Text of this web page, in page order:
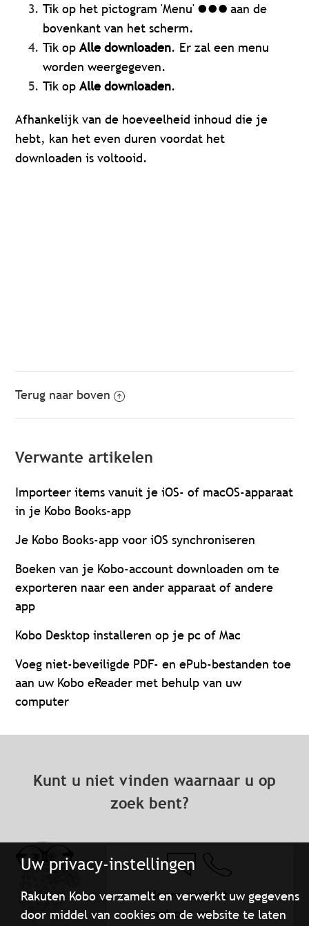
Uw privacy-instellingen
Rakuten Kobo verzamelt en verwerkt uw gegevens
door middel van cookies om de website te laten
Tik op het pictogram 'Menu'
aan de
bovenkant van het scherm.
Tik opAlle downloaden. Er zal een menu
worden weergegeven.
Tik opAlle downloaden.
Afhankelijk van de hoeveelheid inhoud die je
hebt, kan het even duren voordat het
downloaden is voltooid.
Terug naar boven
Verwante artikelen
Importeer items vanuit je iOS- of macOS-apparaat
in je Kobo Books-app
Je Kobo Books-app voor iOS synchroniseren
Boeken van je Kobo-account downloaden om te
exporteren naar een ander apparaat of andere
app
Kobo Desktop installeren op je pc of Mac
Voeg niet-beveiligde PDF- en ePub-bestanden toe
aan uw Kobo eReader met behulp van uw
computer
Kunt u niet vinden waarnaar u op
zoek bent?
Neem contact
met ons op